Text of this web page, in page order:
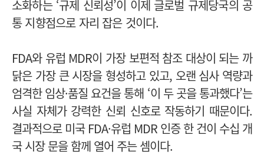
소화하는 ‘규제 신뢰성’이 이제 글로벌 규제당국의 공
통 지향점으로 자리 잡은 것이다.
FDA와 유럽 MDR이 가장 보편적 참조 대상이 되는 까
닭은 가장 큰 시장을 형성하고 있고, 오랜 심사 역량과
엄격한 임상·품질 요건을 통해 ‘이 두 곳을 통과했다’는
사실 자체가 강력한 신뢰 신호로 작동하기 때문이다.
결과적으로 미국 FDA·유럽 MDR 인증 한 건이 수십 개
국 시장 문을 함께 열어 주는 셈이다.